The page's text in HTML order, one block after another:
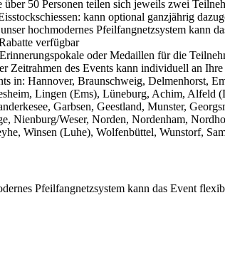
über 50 Personen teilen sich jeweils zwei
kann optional ganzjährig
hochmodernes Pfeilfangnetzsystem kann
verfügbar
oder Medaillen für die
Zeitrahmen des Events kann individuell an Ihre
in: Hannover, Braunschweig, Delmenhorst,
Lingen (Ems), Lüneburg, Achim, Alfeld
Garbsen, Geestland, Munster,
Nienburg/Weser, Norden, Nordenham,
Winsen (Luhe), Wolfenbüttel, Wunstorf,
Pfeilfangnetzsystem kann das Event